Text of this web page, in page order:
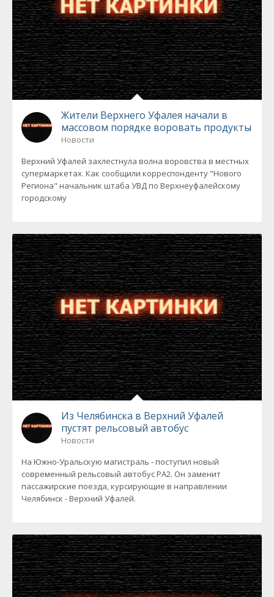
Жители Верхнего Уфалея начали в
массовом порядке воровать продукты
Новости
Верхний Уфалей захлестнула волна воровства в местных
супермаркетах. Как сообщили корреспонденту "Нового
Региона" начальник штаба УВД по Верхнеуфалейскому
городскому
Из Челябинска в Верхний Уфалей
пустят рельсовый автобус
Новости
На Южно-Уральскую магистраль - поступил новый
современный рельсовый автобус РА2. Он заменит
пассажирские поезда, курсирующие в направлении
Челябинск - Верхний Уфалей.